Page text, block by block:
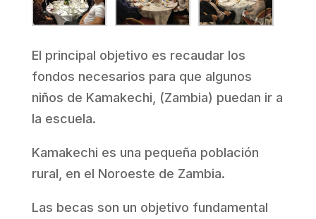
El principal objetivo es recaudar los
fondos necesarios para que algunos
niños de Kamakechi, (Zambia) puedan ir a
la escuela.
Kamakechi es una pequeña población
rural, en el Noroeste de Zambia.
Las becas son un objetivo fundamental